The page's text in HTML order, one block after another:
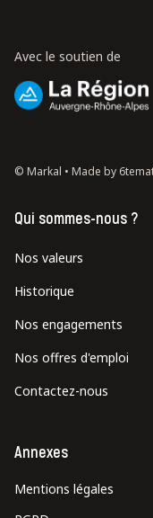
Avec le soutien de
© Markal • Made by
Qui sommes-nous ?
Nos valeurs
Historique
Nos engagements
Nos offres d'emploi
Contactez-nous
Annexes
Mentions légales